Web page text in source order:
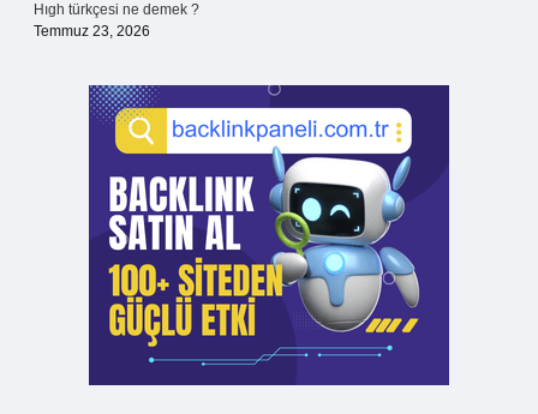
Hıgh türkçesi ne demek ?
Temmuz 23, 2026